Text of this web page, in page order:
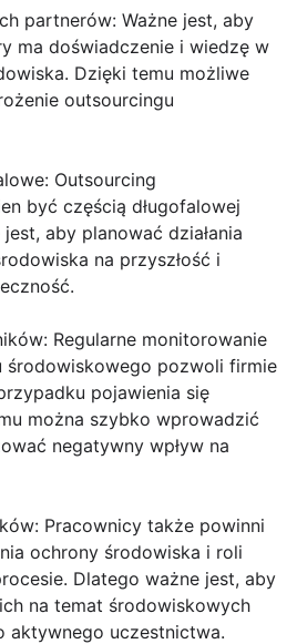
partnerów: Ważne jest, aby
ma doświadczenie i wiedzę w
Dzięki temu możliwe
outsourcingu
Outsourcing
być częścią długofalowej
aby planować działania
na przyszłość i
Regularne monitorowanie
środowiskowego pozwoli firmie
pojawienia się
można szybko wprowadzić
negatywny wpływ na
Pracownicy także powinni
ochrony środowiska i roli
Dlatego ważne jest, aby
na temat środowiskowych
aktywnego uczestnictwa.